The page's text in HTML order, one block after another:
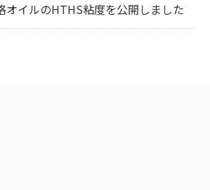
イルのHTHS粘度を公開しました